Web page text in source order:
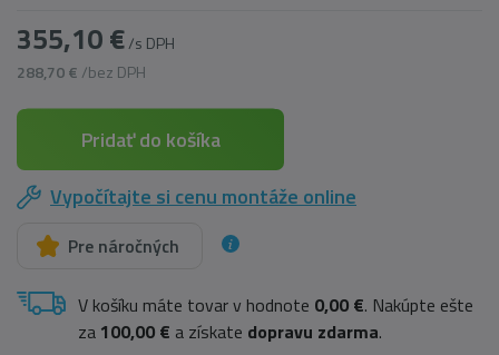
355,10 €/s DPH
288,70 € /bez DPH
Pridať do košíka
Vypočítajte si cenu montáže online
Pre náročných
V košíku máte tovar v hodnote 0,00 €. Nakúpte ešte
za 100,00 € a získate dopravu zdarma.